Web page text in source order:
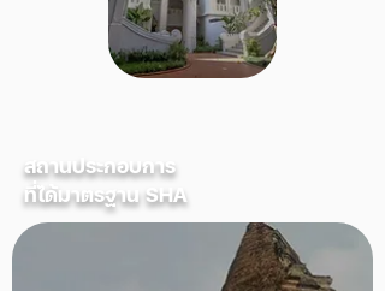
สถานประกอบการ
ที่ได้มาตรฐาน SHA